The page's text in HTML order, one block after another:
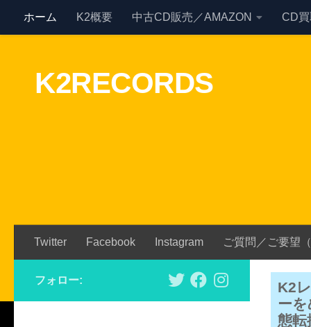
Skip to content
ホーム K2概要 中古CD販売／AMAZON CD
K2RECORDS
Twitter Facebook Instagram ご質問／ご要望
K2
ー
態転
フォロー: